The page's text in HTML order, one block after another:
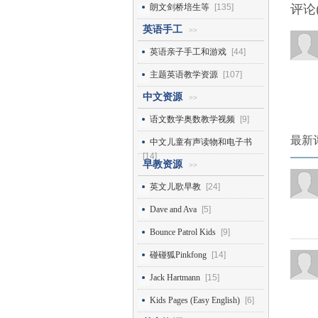
朗文剑桥培生等 [135]
英语手工 >>
英语亲子手工和游戏 [44]
主题英语教学资源 [107]
中文资源 >>
语文数学奥数教学视频 [9]
中文儿童有声读物和电子书
[14]
早教资源 >>
英文儿歌早教 [24]
Dave and Ava [5]
Bounce Patrol Kids [9]
碰碰狐Pinkfong [14]
Jack Hartmann [15]
Kids Pages (Easy English) [6]
评
最新